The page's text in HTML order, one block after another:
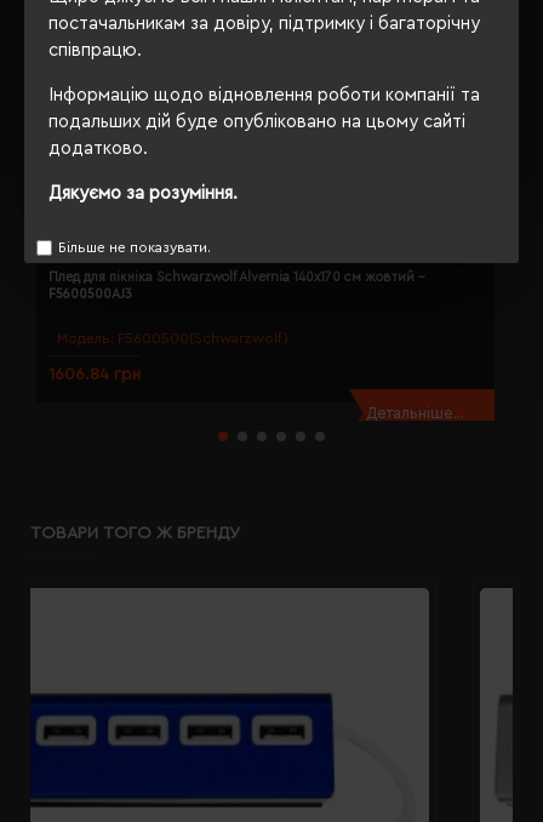
постачальникам за довіру, підтримку і багаторічну
співпрацю.
Інформацію щодо відновлення роботи компанії та
подальших дій буде опубліковано на цьому сайті
додатково.
Дякуємо за розуміння.
Більше не показувати.
Модель: F5600500(Schwarzwolf)
Плед для пікніка Schwarzwolf Alvernia 140х170 см жовтий -
F5600500AJ3
1606.84 грн
Детальніше...
ТОВАРИ ТОГО Ж БРЕНДУ